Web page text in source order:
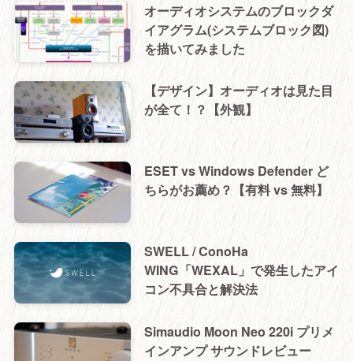
オーディオシステムのブロックダ
イアグラム(システムブロック図)
を描いてみました
【デザイン】オーディオは見た目
が全て！？【外観】
ESET vs Windows Defender ど
ちらがお薦め？【有料 vs 無料】
SWELL / ConoHa
WING「WEXAL」で発生したアイ
コン不具合と解決法
Simaudio Moon Neo 220i プリメ
インアンプ サウンドレビュー